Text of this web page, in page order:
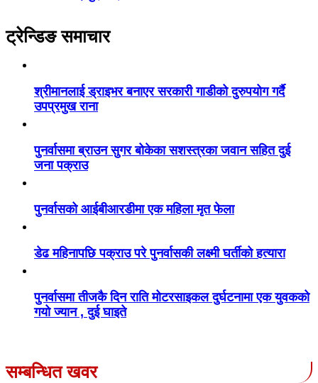
ट्रेन्डिङ समाचार
श्रीमानलाई ड्राइभर बनाएर सरकारी गाडीको दुरुपयोग गर्दै
उपप्रमुख राना
पुनर्वासमा ब्राउन सुगर बोकेका सशस्त्रका जवान सहित दुई
जना पक्राउ
पुनर्वासको आईबीआरडीमा एक महिला मृत फेला
डेढ महिनापछि पक्राउ परे पुनर्वासकी लक्ष्मी घर्तीको हत्यारा
पुनर्वासमा तीजकै दिन राति मोटरसाइकल दुर्घटनामा एक युवकको
गयो ज्यान , दुई घाइते
सम्बन्धित खवर